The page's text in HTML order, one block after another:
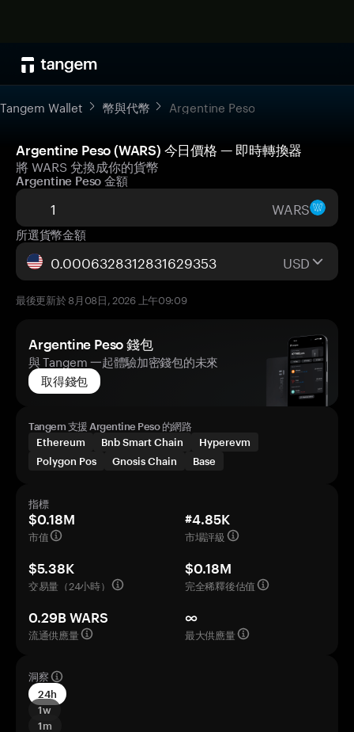
Tangem Wallet 幣與代幣 Argentine Peso
Argentine Peso (WARS) 今日價格 — 即時轉換器
將 WARS 兌換成你的貨幣
Argentine Peso 金額
WARS
所選貨幣金額
USD
最後更新於 8月08日, 2026 上午09:09
Argentine Peso 錢包
與 Tangem 一起體驗加密錢包的未來
取得錢包
Tangem 支援 Argentine Peso 的網路
Ethereum
Bnb Smart Chain
Hyperevm
Polygon Pos
Gnosis Chain Base
指標
$0.18M
市值
#4.85K
市場評級
$5.38K
交易量（24小時）
$0.18M
完全稀釋後估值
0.29B WARS
流通供應量
∞
最大供應量
洞察
24h
1w
1m